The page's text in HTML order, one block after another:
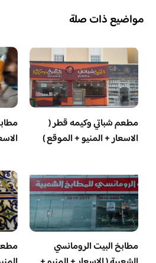
مواضيع ذات صلة
مطعم شباتي وكيمه قطر (
الاسعار + المنيو + الموقع )
مطابخ البيت الرومانسي